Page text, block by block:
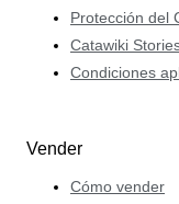
Protección del
Catawiki
Condiciones
Vender
Cómo vender